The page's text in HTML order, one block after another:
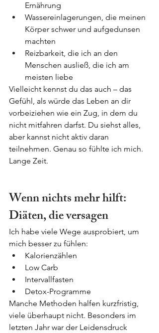
Ernährung
Wassereinlagerungen, die meinen
Körper schwer und aufgedunsen
machten
Reizbarkeit, die ich an den
Menschen ausließ, die ich am
meisten liebe
Vielleicht kennst du das auch – das
Gefühl, als würde das Leben an dir
vorbeiziehen wie ein Zug, in dem du
nicht mitfahren darfst. Du siehst alles,
aber kannst nicht aktiv daran
teilnehmen. Genau so fühlte ich mich.
Lange Zeit.
Wenn nichts mehr hilft:
Diäten, die versagen
Ich habe viele Wege ausprobiert, um
mich besser zu fühlen:
Kalorienzählen
Low Carb
Intervallfasten
Detox-Programme
Manche Methoden halfen kurzfristig,
viele überhaupt nicht. Besonders im
letzten Jahr war der Leidensdruck